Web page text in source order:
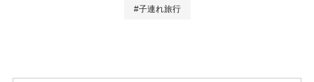
#子連れ旅行